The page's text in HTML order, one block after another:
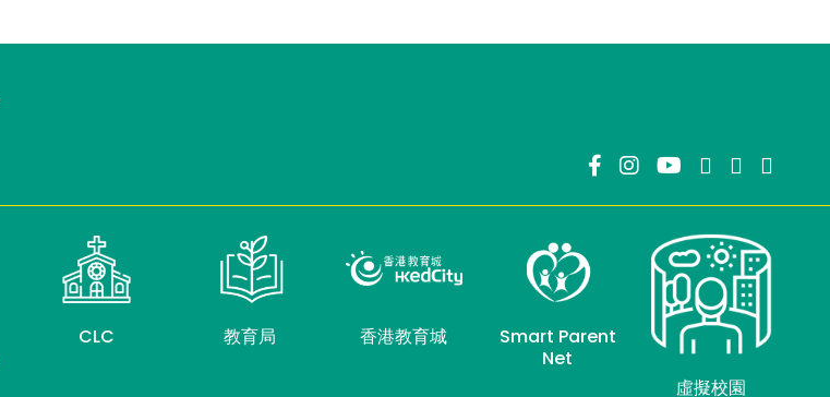
CLC 教育局 香港教育城
Smart Parent
Net
虛擬校園